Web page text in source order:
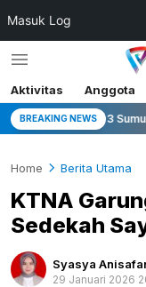
Masuk Log
Aktivitas Anggota
BREAKING NEWS
3 Sumur Infill Baru di
Home Berita Utama
KTNA
Sedekah
Syasya
29 Januari 2026